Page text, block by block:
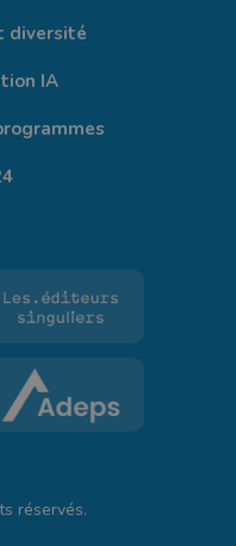
diversité
IA
réservés.